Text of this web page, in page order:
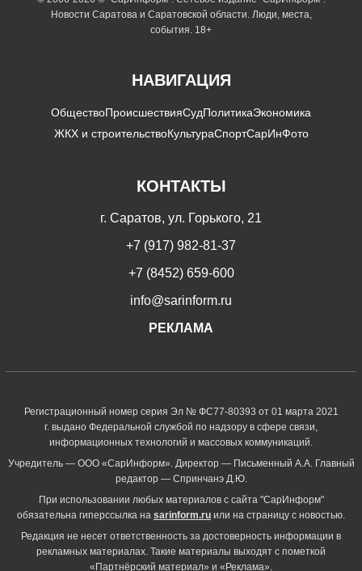
Новости Саратова и Саратовской области. Люди, места,
события. 18+
НАВИГАЦИЯ
ОбществоПроисшествияСудПолитикаЭкономика
ЖКХ и строительствоКультураСпортСарИнФото
КОНТАКТЫ
г. Саратов, ул. Горького, 21
+7 (917) 982-81-37
+7 (8452) 659-600
info@sarinform.ru
РЕКЛАМА
Регистрационный номер серия Эл № ФС77-80393 от 01 марта 2021
г. выдано Федеральной службой по надзору в сфере связи,
информационных технологий и массовых коммуникаций.
Учредитель — ООО «СарИнформ». Директор — Письменный А.А. Главный
редактор — Спринчанэ Д.Ю.
При использовании любых материалов с сайта "СарИнформ"
обязательна гиперссылка на sarinform.ru или на страницу с новостью.
Редакция не несет ответственность за достоверность информации в
рекламных материалах. Такие материалы выходят с пометкой
«Партнёрский материал» и «Реклама».